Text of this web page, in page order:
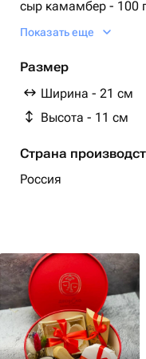
сыр камамбер - 100
сыр маасдам - 30 гр.
коробка шляпная с
нож-вилка для сыра
мостарда грушевая -
Показать еще
Размер
Ширина - 21 см
Высота - 11 см
Страна
Россия